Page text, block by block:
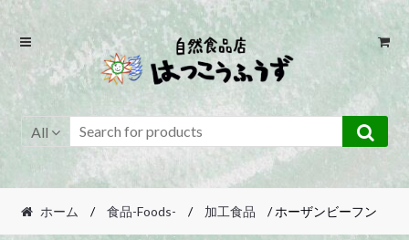
Skip
navigation
Skip
content
All
ホーム / 食品-Foods- / 加工食品 / ホーザンビーフン